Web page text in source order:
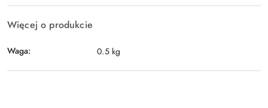
Więcej o produkcie
Waga: 0.5 kg